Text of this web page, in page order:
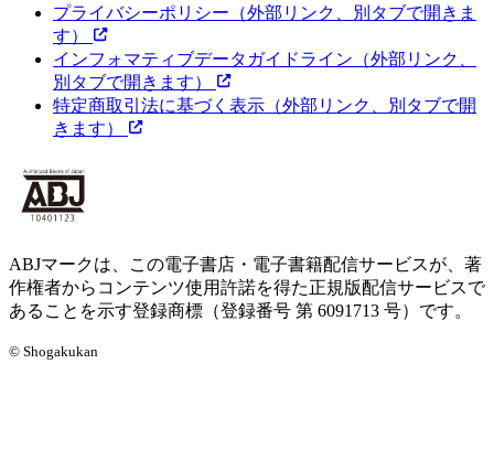
プライバシーポリシー （外部リンク、別タブで開きま
す）
インフォマティブデータガイドライン （外部リンク、
別タブで開きます）
特定商取引法に基づく表示 （外部リンク、別タブで開
きます）
ABJマークは、この電子書店・電子書籍配信サービスが、著
作権者からコンテンツ使用許諾を得た正規版配信サービスで
あることを示す登録商標（登録番号 第 6091713 号）です。
© Shogakukan